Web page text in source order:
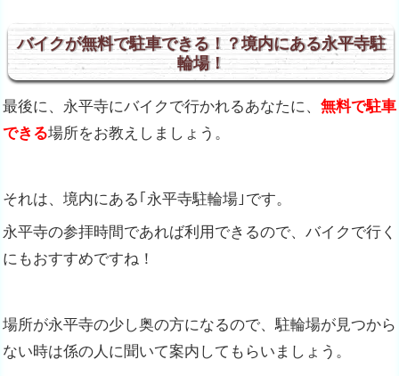
バイクが無料で駐車できる！？境内にある永平寺駐
輪場！
最後に、永平寺にバイクで行かれるあなたに、 無料で駐車
できる場所をお教えしましょう。
それは、境内にある｢永平寺駐輪場｣です。
永平寺の参拝時間であれば利用できるので、バイクで行く
にもおすすめですね！
場所が永平寺の少し奥の方になるので、駐輪場が見つから
ない時は係の人に聞いて案内してもらいましょう。